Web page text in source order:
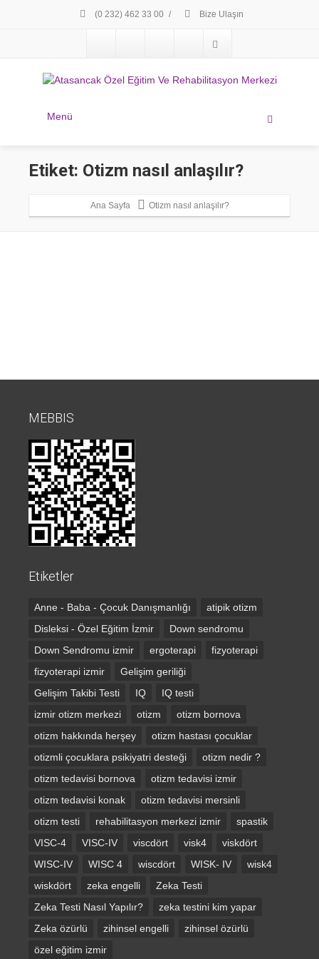
(0 232) 462 33 00 / Bize Ulaşın
Menü
Etiket: Otizm nasıl anlaşılır?
Ana Sayfa Otizm nasıl anlaşılır?
MEBBIS
Etiketler
Anne - Baba - Çocuk Danışmanlığı
atipik otizm
Disleksi - Özel Eğitim İzmir
Down sendromu
Down Sendromu izmir
ergoterapi
fizyoterapi
fizyoterapi izmir
Gelişim geriliği
Gelişim Takibi Testi
IQ
IQ testi
izmir otizm merkezi
otizm
otizm bornova
otizm hakkında herşey
otizm hastası çocuklar
otizmli çocuklara psikiyatri desteği
otizm nedir ?
otizm tedavisi bornova
otizm tedavisi izmir
otizm tedavisi konak
otizm tedavisi mersinli
otizm testi
rehabilitasyon merkezi izmir
spastik
VISC-4
VISC-IV viscdört visk4
viskdört
WISC-IV
WISC 4 wiscdört WISK- IV
wisk4
wiskdört
zeka engelli
Zeka Testi
Zeka Testi Nasıl Yapılır?
zeka testini kim yapar
Zeka özürlü
zihinsel engelli
zihinsel özürlü
özel eğitim izmir